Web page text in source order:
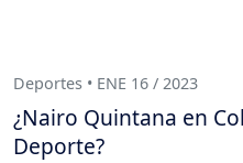
Deportes • ENE 16 / 2023
¿Nairo Quintana en
Deporte?